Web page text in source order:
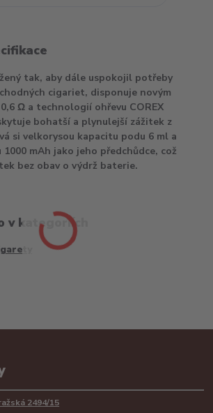
tak, aby dále uspokojil potřeby
cigariet, disponuje novým
Ω a technologií ohřevu COREX
bohatší a plynulejší zážitek z
si velkorysou kapacitu podu 6 ml a
mAh jako jeho předchůdce, což
bez obav o výdrž baterie.
v kategoriích
2494/15